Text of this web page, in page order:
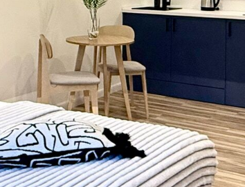
3
6 7 8
10
11
17
18
24
25 27 28
31
1 2 3 4 5